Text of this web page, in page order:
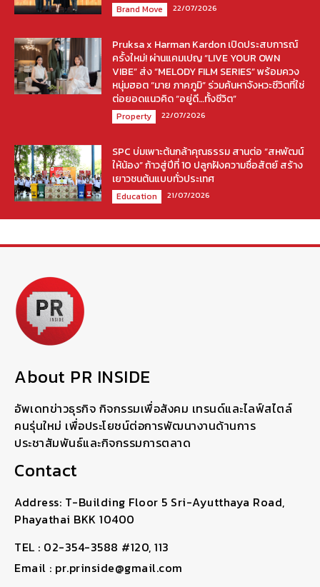
Brand Move 22/07/2026
Pruksa x Harman Kardon เปิดประสบการณ์
ครั้งใหม่! ผ่านแคมเปญ “LIVE YOUR OWN
VIBE” ส่ง “MELODY FILM SERIES” พร้อมควง
หนุ่มฮอต “มาย ภาคภูมิ” ร่วมค้นหาจังหวะชีวิตที่ใช่
ต่อยอดแนวคิด “อยู่ดี…ทั้งชีวิต”
Property 22/07/2026
SPC บ่มเพาะต้นกล้าคุณธรรม สานต่อ “สหพัฒน์
ให้น้อง” ก้าวสู่ปีที่ 10 ปลูกฝังความซื่อสัตย์ สร้าง
เยาวชนต้นแบบทั่วประเทศ
Education 21/07/2026
About PR INSIDE
อัพเดทข่าวธุรกิจ กิจกรรมเพื่อสังคม เทรนด์และไลฟ์สไตล์
คนรุ่นใหม่ เพื่อประโยชน์ต่อการพัฒนางานด้านการ
ประชาสัมพันธ์และกิจกรรมการตลาด
Contact
Address: T-Building Floor 5 Sri-Ayutthaya Road,
Phayathai BKK 10400
TEL : 02-354-3588 #120, 113
Email : pr.prinside@gmail.com